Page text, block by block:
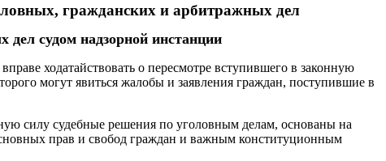
гражданских и арбитражных дел
дел судом надзорной инстанции
ходатайствовать о пересмотре вступившего в законную
могут явиться жалобы и заявления граждан, поступившие в
силу судебные решения по уголовным делам, основаны на
прав и свобод граждан и важным конституционным